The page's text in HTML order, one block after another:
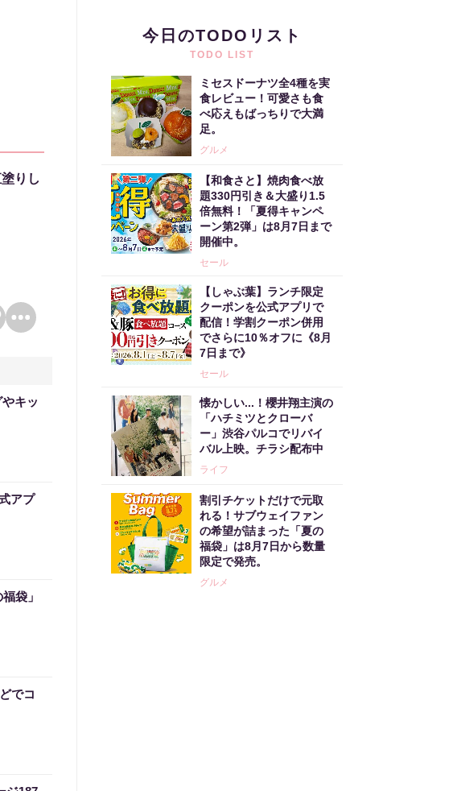
りし
キッ
アプ
袋」
でコ
今日のTODOリスト
TODO LIST
ミセスドーナツ全4種を実
食レビュー！可愛さも食
べ応えもばっちりで大満
足。
グルメ
【和食さと】焼肉食べ放
題330円引き＆大盛り1.5
倍無料！「夏得キャンペ
ーン第2弾」は8月7日まで
開催中。
セール
【しゃぶ葉】ランチ限定
クーポンを公式アプリで
配信！学割クーポン併用
でさらに10％オフに《8月
7日まで》
セール
懐かしい...！櫻井翔主演の
「ハチミツとクローバ
ー」渋谷パルコでリバイ
バル上映。チラシ配布中
ライフ
割引チケットだけで元取
れる！サブウェイファン
の希望が詰まった「夏の
福袋」は8月7日から数量
限定で発売。
グルメ